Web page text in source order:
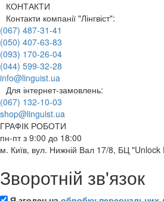
КОНТАКТИ
Контакти компанії "Лінгвіст":
(067) 487-31-41
(050) 407-63-83
(093) 170-26-04
(044) 599-32-28
info@linguist.ua
Для інтернет-замовлень:
(067) 132-10-03
shop@linguist.ua
ГРАФІК РОБОТИ
пн-пт з 9:00 до 18:00
м. Київ, вул. Нижній Вал 17/8, БЦ "Unlock
Зворотній зв'язок